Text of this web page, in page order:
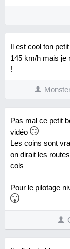
Il est cool ton
145 km/h mais je
!
Pas mal ce petit
vidéo
Les coins sont
on dirait les
cols
Pour le pilotage